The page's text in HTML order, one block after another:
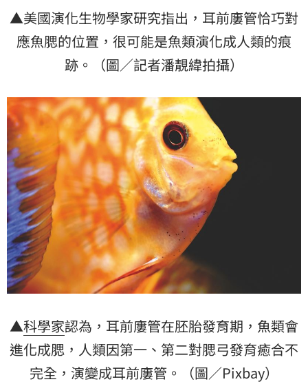
▲美國演化生物學家研究指出，耳前廔管恰巧對
應魚腮的位置，很可能是魚類演化成人類的痕
跡。（圖／記者潘靚緯拍攝）
▲科學家認為，耳前廔管在胚胎發育期，魚類會
進化成腮，人類因第一、第二對腮弓發育癒合不
完全，演變成耳前廔管。（圖／Pixbay）